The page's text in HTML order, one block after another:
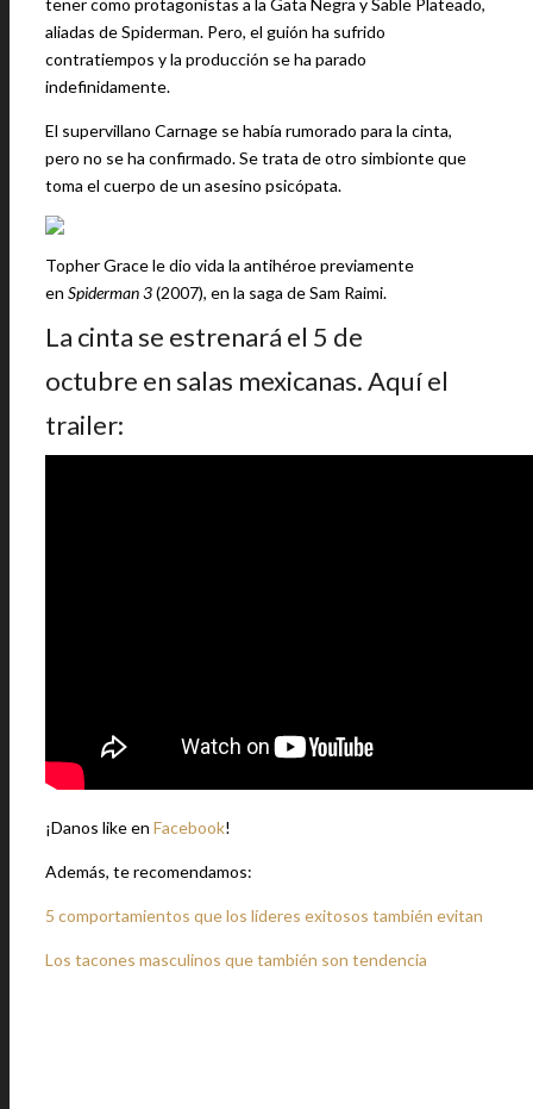
tener como protagonistas a la Gata Negra y Sable Plateado,
aliadas de Spiderman. Pero, el guión ha sufrido
contratiempos y la producción se ha parado
indefinidamente.
El supervillano Carnage se había rumorado para la cinta,
pero no se ha confirmado. Se trata de otro simbionte que
toma el cuerpo de un asesino psicópata.
Topher Grace le dio vida la antihéroe previamente
en Spiderman 3(2007), en la saga de Sam Raimi.
La cinta se estrenará el 5 de
octubre en salas mexicanas. Aquí el
trailer:
¡Danos like en Facebook!
Además, te recomendamos:
5 comportamientos que los líderes exitosos también evitan
Los tacones masculinos que también son tendencia